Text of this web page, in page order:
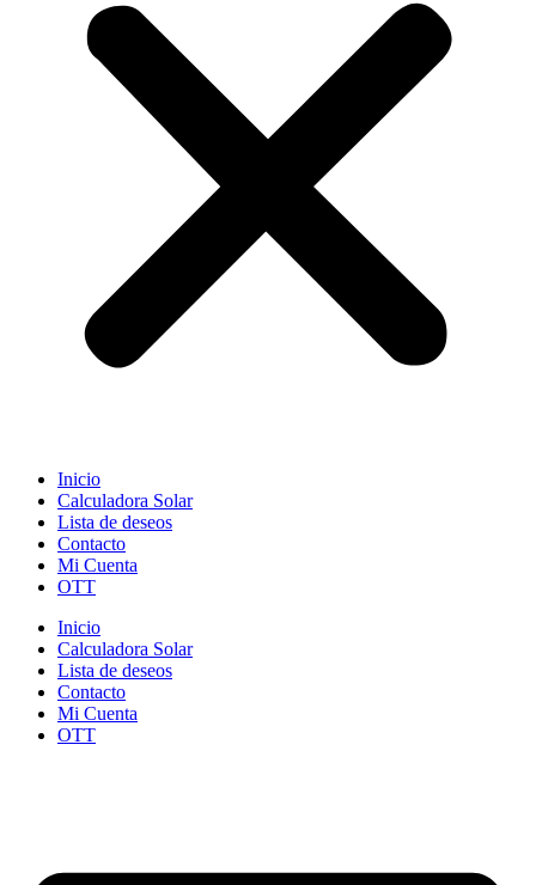
Inicio
Calculadora Solar
Lista de deseos
Contacto
Mi Cuenta
OTT
Inicio
Calculadora Solar
Lista de deseos
Contacto
Mi Cuenta
OTT